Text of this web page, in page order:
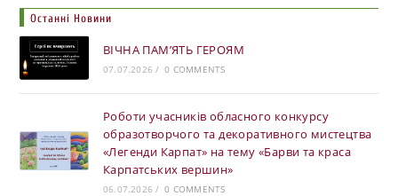
Останні Новини
ВІЧНА ПАМ’ЯТЬ ГЕРОЯМ
07.07.2026 / 0 COMMENTS
Роботи учасників обласного конкурсу
образотворчого та декоративного мистецтва
«Легенди Карпат» на тему «Барви та краса
Карпатських вершин»
06.07.2026 / 0 COMMENTS